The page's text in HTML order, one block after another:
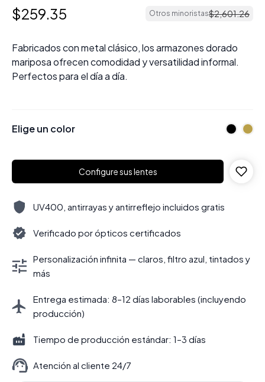
$259.35 Otros minoristas$2,601.26
Fabricados con metal clásico, los armazones dorado
mariposa ofrecen comodidad y versatilidad informal.
Perfectos para el día a día.
Elige un color
Configure sus lentes
UV400, antirrayas y antirreflejo incluidos gratis
Verificado por ópticos certificados
Personalización infinita — claros, filtro azul, tintados y
más
Entrega estimada: 8–12 días laborables (incluyendo
producción)
Tiempo de producción estándar: 1–3 días
Atención al cliente 24/7